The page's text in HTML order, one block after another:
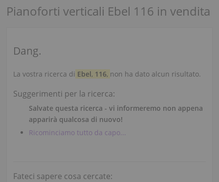
Pianoforti verticali Ebel 116 in vendita
Dang.
La vostra ricerca di Ebel, 116, non ha dato alcun risultato.
Suggerimenti per la ricerca:
Salvate questa ricerca - vi informeremo non appena
apparirà qualcosa di nuovo!
Ricominciamo tutto da capo...
Fateci sapere cosa cercate: